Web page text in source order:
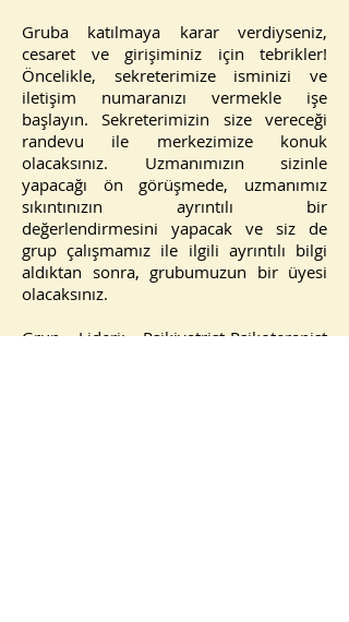
Gruba katılmaya karar verdiyseniz,
cesaret ve girişiminiz için tebrikler!
Öncelikle, sekreterimize isminizi ve
iletişim numaranızı vermekle işe
başlayın. Sekreterimizin size vereceği
randevu ile merkezimize konuk
olacaksınız. Uzmanımızın sizinle
yapacağı ön görüşmede, uzmanımız
sıkıntınızın ayrıntılı bir
değerlendirmesini yapacak ve siz de
grup çalışmamız ile ilgili ayrıntılı bilgi
aldıktan sonra, grubumuzun bir üyesi
olacaksınız.
Grup Lideri: Psikiyatrist-Psikoterapist